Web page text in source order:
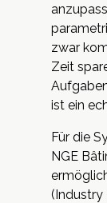
zwar
Zeit
ist ein
Für die
NGE
(Industry